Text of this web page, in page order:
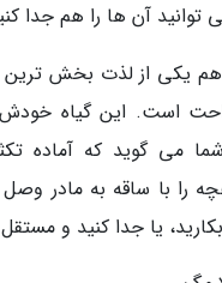
آن ها را هم جدا
هم یکی از لذت بخش ترین
است. این گیاه
می گوید که آماده
را با ساقه به مادر
یا جدا کنید و